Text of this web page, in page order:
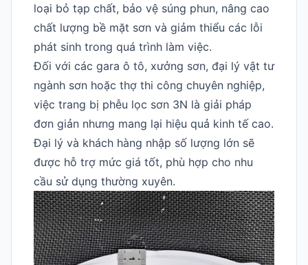
loại bỏ tạp chất, bảo vệ súng phun, nâng cao
chất lượng bề mặt sơn và giảm thiểu các lỗi
phát sinh trong quá trình làm việc.
Đối với các gara ô tô, xưởng sơn, đại lý vật tư
ngành sơn hoặc thợ thi công chuyên nghiệp,
việc trang bị phễu lọc sơn 3N là giải pháp
đơn giản nhưng mang lại hiệu quả kinh tế cao.
Đại lý và khách hàng nhập số lượng lớn sẽ
được hỗ trợ mức giá tốt, phù hợp cho nhu
cầu sử dụng thường xuyên.